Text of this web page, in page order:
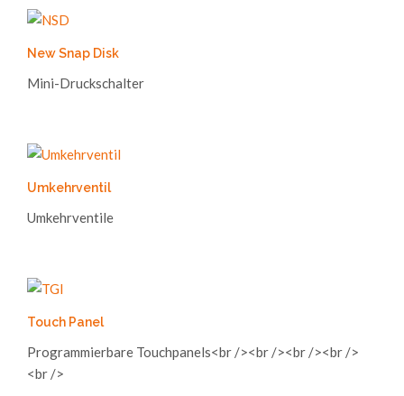
New Snap Disk
Mini-Druckschalter
Umkehrventil
Umkehrventile
Touch Panel
Programmierbare Touchpanels<br /><br /><br /><br />
<br />